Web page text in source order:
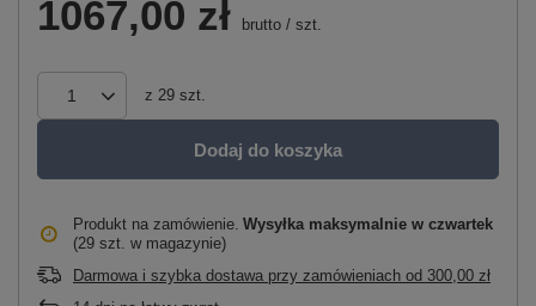
1067,00 zł brutto / szt.
z 29 szt.
Dodaj do koszyka
Produkt na zamówienie Wysyłka maksymalnie w czwartek
(29 szt. w magazynie)
Darmowa i szybka dostawa przy zamówieniach od 300,00 zł